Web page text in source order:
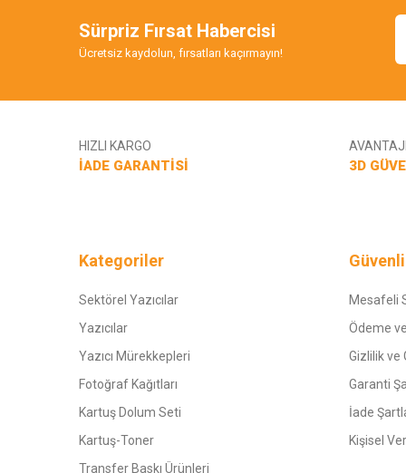
Sürpriz Fırsat Habercisi
Ücretsiz kaydolun, fırsatları kaçırmayın!
HIZLI KARGO
İADE GARANTİSİ 3D
Kategoriler
Sektörel Yazıcılar
Yazıcılar
Yazıcı Mürekkepleri
Fotoğraf Kağıtları
Kartuş Dolum Seti
Kartuş-Toner
Transfer Baskı Ürünleri
Mesafeli
Ödeme
Gizlilik ve
Garanti
İade
Kişisel